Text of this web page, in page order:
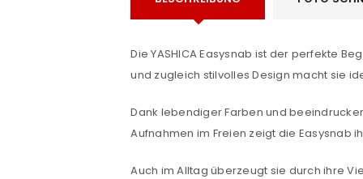
Die YASHICA Easysnab ist der perfekte
und zugleich stilvolles Design macht sie
Dank lebendiger Farben und
Aufnahmen im Freien zeigt die Easysnab
Auch im Alltag überzeugt sie durch ihre